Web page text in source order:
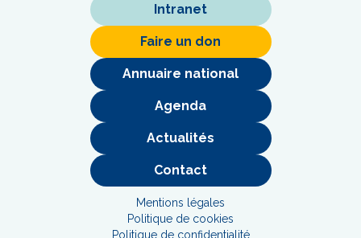
Intranet
Faire un don
Annuaire national
Agenda
Actualités
Contact
Mentions légales
Politique de cookies
Politique de confidentialité